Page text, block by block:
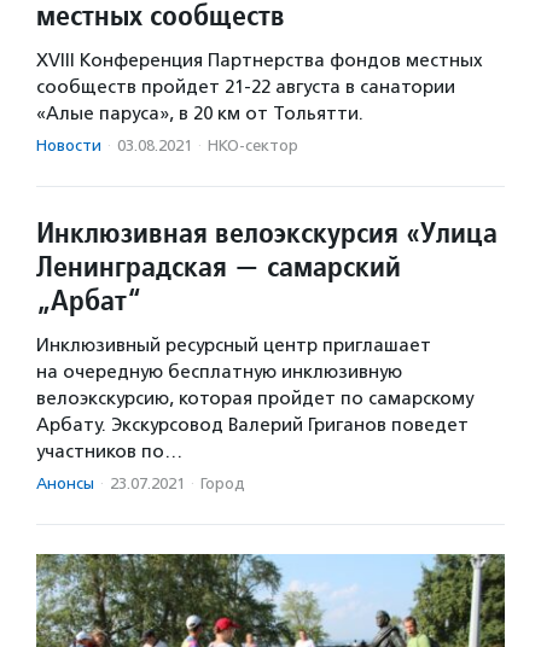
местных сообществ
XVIII Конференция Партнерства фондов местных
сообществ пройдет 21-22 августа в санатории
«Алые паруса», в 20 км от Тольятти.
Новости · 03.08.2021 · НКО-сектор
Инклюзивная велоэкскурсия «Улица
Ленинградская — самарский
„Арбат“
Инклюзивный ресурсный центр приглашает
на очередную бесплатную инклюзивную
велоэкскурсию, которая пройдет по самарскому
Арбату. Экскурсовод Валерий Григанов поведет
участников по…
Анонсы · 23.07.2021 · Город